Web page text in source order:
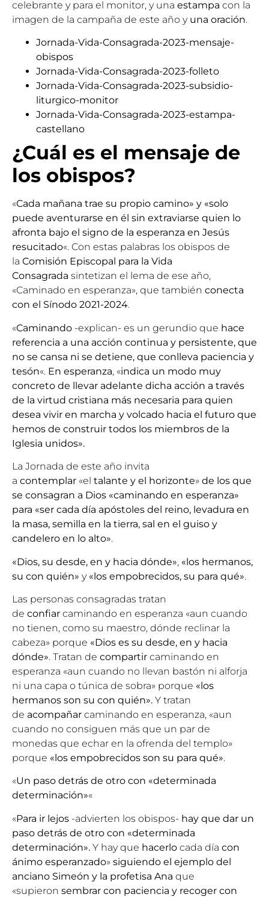
celebrante y para el monitor, y una estampa con la
imagen de la campaña de este año yuna oración.
Jornada-Vida-Consagrada-2023-mensaje-
obispos
Jornada-Vida-Consagrada-2023-folleto
Jornada-Vida-Consagrada-2023-subsidio-
liturgico-monitor
Jornada-Vida-Consagrada-2023-estampa-
castellano
¿Cuál es el mensaje de
los obispos?
«Cada mañana trae su propio camino» y «solo
puede aventurarse en él sin extraviarse quien lo
afronta bajo el signo de la esperanza en Jesús
resucitado«. Con estas palabras los obispos de
la Comisión Episcopal para la Vida
Consagrada sintetizan el lema de ese año,
«Caminado en esperanza», que también conecta
con el Sínodo 2021-2024.
«Caminando -explican- es un gerundio que hace
referencia a una acción continua y persistente, que
no se cansa ni se detiene, que conlleva paciencia y
tesón«. En esperanza, «indica un modo muy
concreto de llevar adelante dicha acción a través
de la virtud cristiana más necesaria para quien
desea vivir en marcha y volcado hacia el futuro que
hemos de construir todos los miembros de la
Iglesia unidos».
La Jornada de este año invita
a contemplar «el talante y el horizonte» de los que
se consagran a Dios «caminando en esperanza»
para «ser cada día apóstoles del reino, levadura en
la masa, semilla en la tierra, sal en el guiso y
candelero en lo alto».
«Dios, su desde, en y hacia dónde», «los hermanos,
su con quién» y «los empobrecidos, su para qué».
Las personas consagradas tratan
de confiar caminando en esperanza «aun cuando
no tienen, como su maestro, dónde reclinar la
cabeza» porque «Dios es su desde, en y hacia
dónde». Tratan de compartir caminando en
esperanza «aun cuando no llevan bastón ni alforja
ni una capa o túnica de sobra» porque «los
hermanos son su con quién». Y tratan
de acompañar caminando en esperanza, «aun
cuando no consiguen más que un par de
monedas que echar en la ofrenda del templo»
porque «los empobrecidos son su para qué».
«Un paso detrás de otro con «determinada
determinación»«
«Para ir lejos -advierten los obispos- hay que dar un
paso detrás de otro con «determinada
determinación». Y hay que hacerlo cada día con
ánimo esperanzado» siguiendo el ejemplo del
anciano Simeón y la profetisa Ana que
«supieron sembrar con paciencia y recoger con